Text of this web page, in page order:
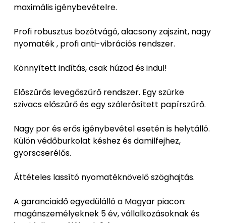
maximális igénybevételre.
Profi robusztus bozótvágó, alacsony zajszint, nagy
nyomaték , profi anti-vibrációs rendszer.
Könnyített indítás, csak húzod és indul!
Előszűrős levegőszűrő rendszer. Egy szürke
szivacs előszűrő és egy szálerősített papírszűrő.
Nagy por és erős igénybevétel esetén is helytálló.
Külön védőburkolat késhez és damilfejhez,
gyorscserélős.
Áttételes lassító nyomatéknövelő szöghajtás.
A garanciaidő egyedülálló a Magyar piacon:
magánszemélyeknek 5 év, vállalkozásoknak és